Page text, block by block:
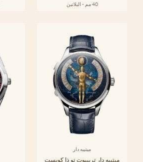
40 مم - البلاتين
ميتييه دار
ميتييه دار تريبيوت تو ذا كويست